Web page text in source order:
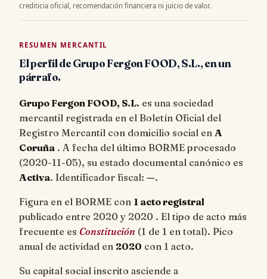
crediticia oficial, recomendación financiera ni juicio de valor.
RESUMEN MERCANTIL
El perfil de Grupo Fergon FOOD, S.L., en un
párrafo.
Grupo Fergon FOOD, S.L. es una sociedad
mercantil registrada en el Boletín Oficial del
Registro Mercantil con domicilio social en A
Coruña . A fecha del último BORME procesado
(2020-11-05), su estado documental canónico es
Activa. Identificador fiscal: —.
Figura en el BORME con 1 acto registral
publicado entre 2020 y 2020 . El tipo de acto más
frecuente es Constitución (1 de 1 en total). Pico
anual de actividad en 2020 con 1 acto.
Su capital social inscrito asciende a